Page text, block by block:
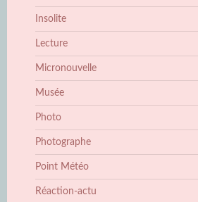
Insolite
Lecture
Micronouvelle
Musée
Photo
Photographe
Point Météo
Réaction-actu